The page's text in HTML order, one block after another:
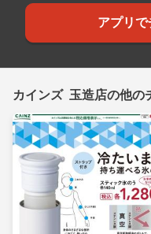
アプリ
カインズ 玉造店の他の